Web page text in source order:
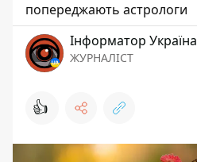
попереджають астрологи
Інформатор Україна
ЖУРНАЛІСТ
👍